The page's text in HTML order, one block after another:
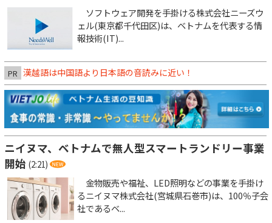
ソフトウェア開発を手掛ける株式会社ニーズウ
ェル(東京都千代田区)は、ベトナムを代表する情
報技術(IT)...
PR 漢越語は中国語より日本語の音読みに近い！
ニイヌマ、ベトナムで無人型スマートランドリー事業
開始 (2:21)
金物販売や福祉、LED照明などの事業を手掛け
るニイヌマ株式会社(宮城県石巻市)は、100％子会
社であるベ...